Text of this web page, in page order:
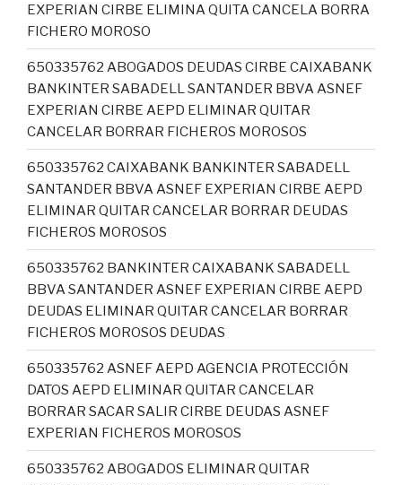
EXPERIAN CIRBE ELIMINA QUITA CANCELA BORRA
FICHERO MOROSO
650335762 ABOGADOS DEUDAS CIRBE CAIXABANK
BANKINTER SABADELL SANTANDER BBVA ASNEF
EXPERIAN CIRBE AEPD ELIMINAR QUITAR
CANCELAR BORRAR FICHEROS MOROSOS
650335762 CAIXABANK BANKINTER SABADELL
SANTANDER BBVA ASNEF EXPERIAN CIRBE AEPD
ELIMINAR QUITAR CANCELAR BORRAR DEUDAS
FICHEROS MOROSOS
650335762 BANKINTER CAIXABANK SABADELL
BBVA SANTANDER ASNEF EXPERIAN CIRBE AEPD
DEUDAS ELIMINAR QUITAR CANCELAR BORRAR
FICHEROS MOROSOS DEUDAS
650335762 ASNEF AEPD AGENCIA PROTECCIÓN
DATOS AEPD ELIMINAR QUITAR CANCELAR
BORRAR SACAR SALIR CIRBE DEUDAS ASNEF
EXPERIAN FICHEROS MOROSOS
650335762 ABOGADOS ELIMINAR QUITAR